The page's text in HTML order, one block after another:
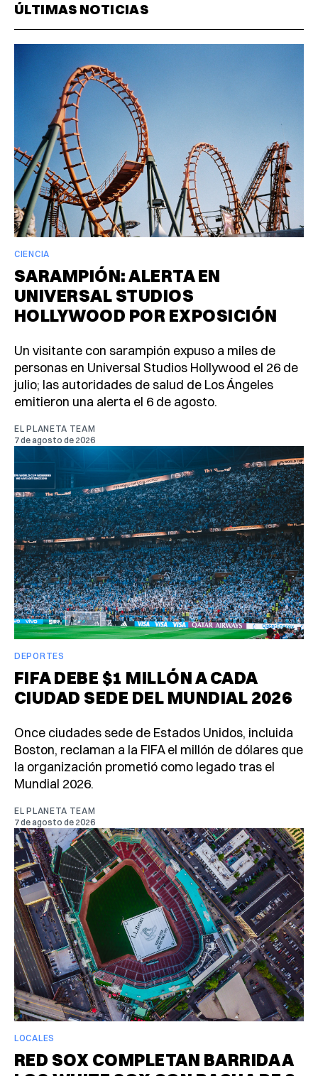
ÚLTIMAS NOTICIAS
CIENCIA
SARAMPIÓN: ALERTA EN
UNIVERSAL STUDIOS
HOLLYWOOD POR EXPOSICIÓN
Un visitante con sarampión expuso a miles de
personas en Universal Studios Hollywood el 26 de
julio; las autoridades de salud de Los Ángeles
emitieron una alerta el 6 de agosto.
EL PLANETA TEAM
7 de agosto de 2026
DEPORTES
FIFA DEBE $1 MILLÓN A CADA
CIUDAD SEDE DEL MUNDIAL 2026
Once ciudades sede de Estados Unidos, incluida
Boston, reclaman a la FIFA el millón de dólares que
la organización prometió como legado tras el
Mundial 2026.
EL PLANETA TEAM
7 de agosto de 2026
LOCALES
RED SOX COMPLETAN BARRIDA A